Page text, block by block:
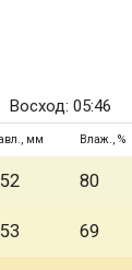
Восход: 05:46
мм Влаж., %
80
69